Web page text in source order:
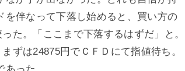
伴なって下落し始めると、買い方の
た。「ここまで下落するはずだ」と。
ずは24875円でＣＦＤにて指値待ち。